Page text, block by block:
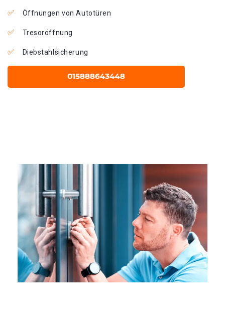
Öffnungen von Autotüren
Tresoröffnung
Diebstahlsicherung